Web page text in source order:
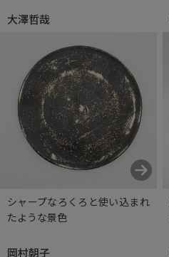
大澤哲哉
シャープなろくろと使い込まれ
たような景色
岡村朝子